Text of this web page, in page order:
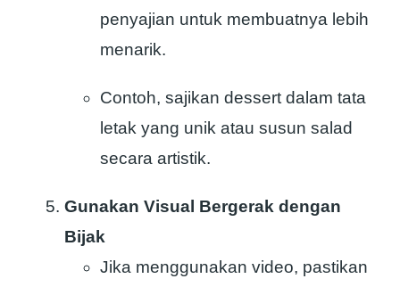
penyajian untuk membuatnya lebih
menarik.
Contoh, sajikan dessert dalam tata
letak yang unik atau susun salad
secara artistik.
Gunakan Visual Bergerak dengan
Bijak
Jika menggunakan video, pastikan